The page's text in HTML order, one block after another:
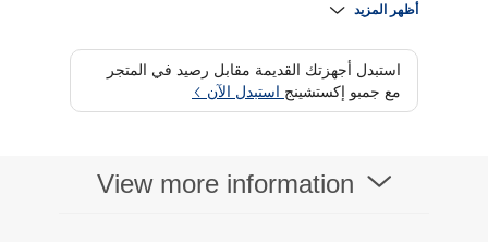
machine remotely via your smartphone
Maintain pristine hygiene effortlessly with the
AutoMilk Clean system, which automatically
steams and cleans the milk frothing
شاشة لمسيةأظهر المزيد
استبدل أجهزتك القديمة مقابل رصيد في المتجر
مع جمبو إكستشينج استبدل الآن
View more information